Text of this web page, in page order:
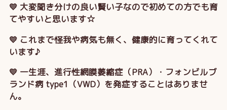
💛 大変聞き分けの良い賢い子なので初めての方でも育
てやすいと思います☆
💛 これまで怪我や病気も無く、健康的に育ってくれて
います♪
💛 一生涯、進行性網膜萎縮症（PRA）・フォンビルブ
ランド病 type1（VWD）を発症することはありませ
ん。